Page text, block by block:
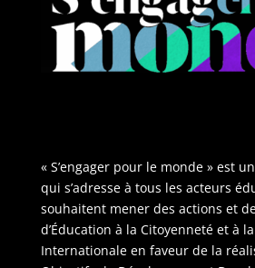
« S’engager pour le monde » est
qui s’adresse à tous les acteurs
souhaitent mener des actions et
d’Éducation à la Citoyenneté et à
Internationale en faveur de la